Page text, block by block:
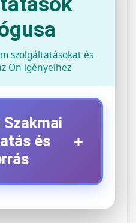
szolgáltatásokat és
Ön igényeihez
Szakmai
és
+
+